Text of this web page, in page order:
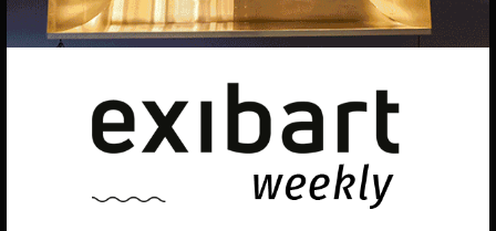
EXIBART SPAIN, S.L.U.
08015 BARCELONA
CIF: B06956841
Utilizamos cookies para ofrecerte la mejor experiencia en